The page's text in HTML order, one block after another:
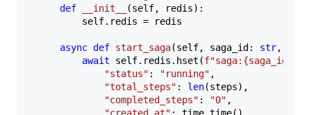
def
__init__ (self, redis):
        self.redis = redis
async def start_saga(self, saga_id: str,
await self.redis.hset(f"saga: {saga_id}
"status" : "running" ,
"total_steps" : len(steps),
"completed_steps" : "0" ,